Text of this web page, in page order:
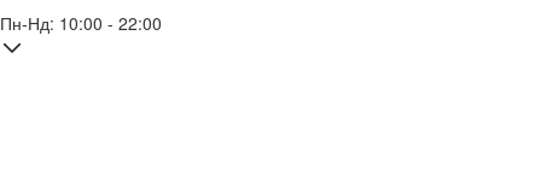
Пн-Нд: 10:00 - 22:00